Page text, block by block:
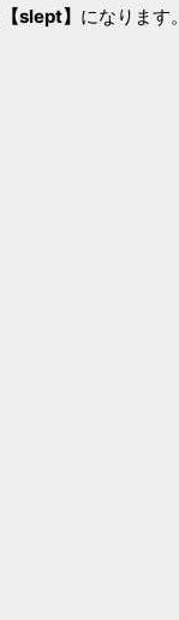
【slept】 になります。